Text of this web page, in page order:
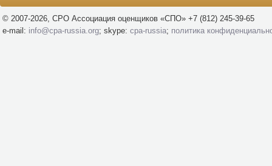
© 2007-2026, СРО Ассоциация оценщиков «СПО» +7 (812) 245-39-65
e-mail: info@cpa-russia.org; skype: cpa-russia; политика